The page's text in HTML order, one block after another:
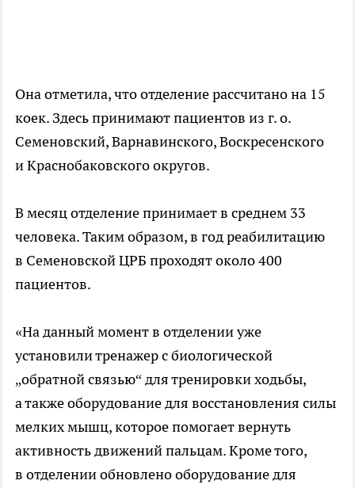
Она отметила, что отделение рассчитано на 15
коек. Здесь принимают пациентов из г. о.
Семеновский, Варнавинского, Воскресенского
и Краснобаковского округов.
В месяц отделение принимает в среднем 33
человека. Таким образом, в год реабилитацию
в Семеновской ЦРБ проходят около 400
пациентов.
«На данный момент в отделении уже
установили тренажер с биологической
„обратной связью“ для тренировки ходьбы,
а также оборудование для восстановления силы
мелких мышц, которое помогает вернуть
активность движений пальцам. Кроме того,
в отделении обновлено оборудование для